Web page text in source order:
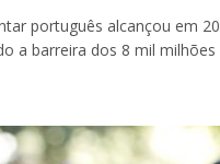
português alcançou em
a barreira dos 8 mil milhões